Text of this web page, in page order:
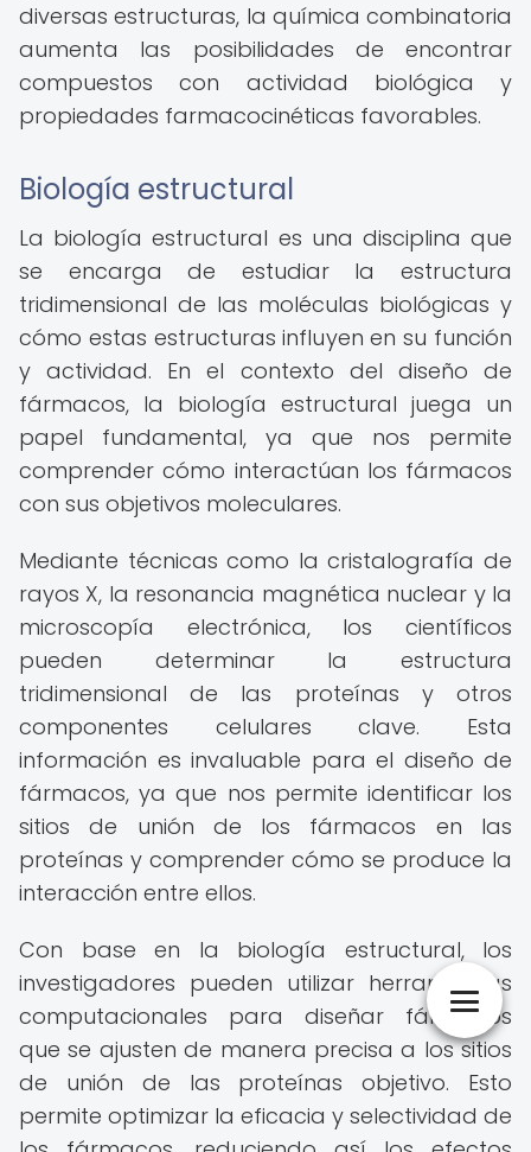
diversas estructuras, la química combinatoria
aumenta las posibilidades de encontrar
compuestos con actividad biológica y
propiedades farmacocinéticas favorables.
Biología estructural
La biología estructural es una disciplina que
se encarga de estudiar la estructura
tridimensional de las moléculas biológicas y
cómo estas estructuras influyen en su función
y actividad. En el contexto del diseño de
fármacos, la biología estructural juega un
papel fundamental, ya que nos permite
comprender cómo interactúan los fármacos
con sus objetivos moleculares.
Mediante técnicas como la cristalografía de
rayos X, la resonancia magnética nuclear y la
microscopía electrónica, los científicos
pueden determinar la estructura
tridimensional de las proteínas y otros
componentes celulares clave. Esta
información es invaluable para el diseño de
fármacos, ya que nos permite identificar los
sitios de unión de los fármacos en las
proteínas y comprender cómo se produce la
interacción entre ellos.
Con base en la biología estructural, los
investigadores pueden utilizar herramientas
computacionales para diseñar fármacos
que se ajusten de manera precisa a los sitios
de unión de las proteínas objetivo. Esto
permite optimizar la eficacia y selectividad de